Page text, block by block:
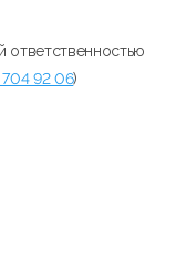
ответственностью
704 92 06)